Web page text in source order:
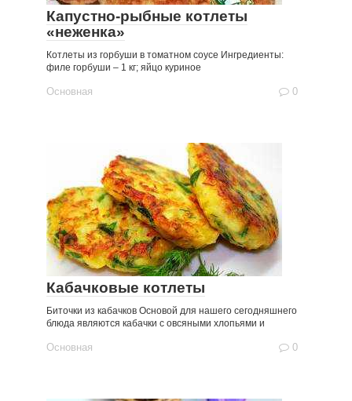
Капустно-рыбные котлеты
«неженка»
Котлеты из горбуши в томатном соусе Ингредиенты:
филе горбуши – 1 кг; яйцо куриное
Основная 0
Кабачковые котлеты
Биточки из кабачков Основой для нашего сегодняшнего
блюда являются кабачки с овсяными хлопьями и
Основная 0